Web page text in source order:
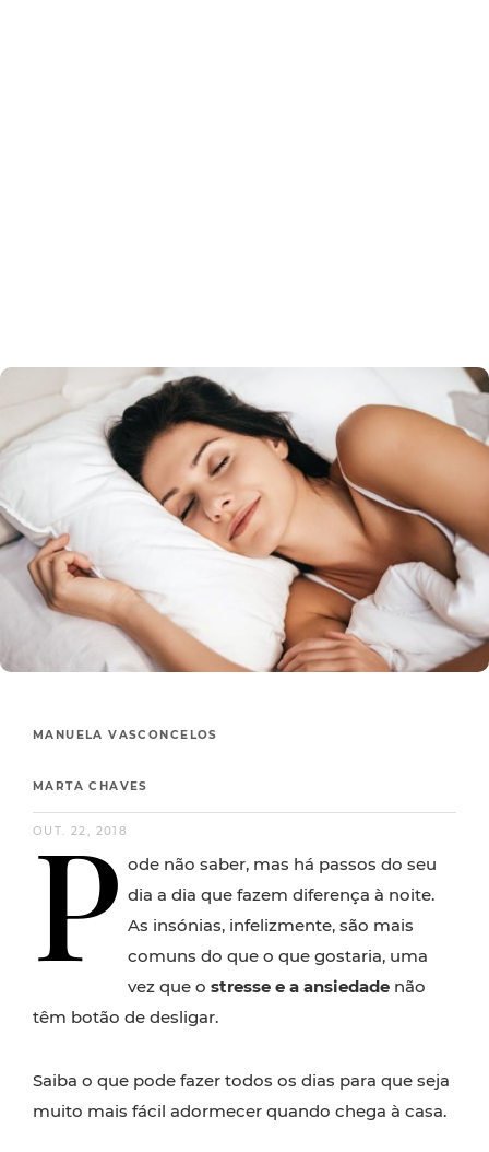
MANUELA VASCONCELOS
MARTA CHAVES
OUT. 22, 2018
P ode não saber, mas há passos do seu
dia a dia que fazem diferença à noite.
As insónias, infelizmente, são mais
comuns do que o que gostaria, uma
vez que o stresse e a ansiedade não
têm botão de desligar.
Saiba o que pode fazer todos os dias para que seja
muito mais fácil adormecer quando chega à casa.